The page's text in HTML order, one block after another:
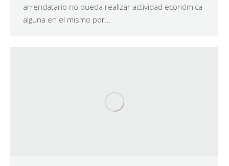
arrendatario no pueda realizar actividad económica
alguna en el mismo por…